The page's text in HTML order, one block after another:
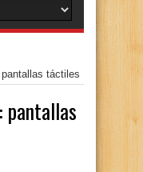
táctiles
pantallas